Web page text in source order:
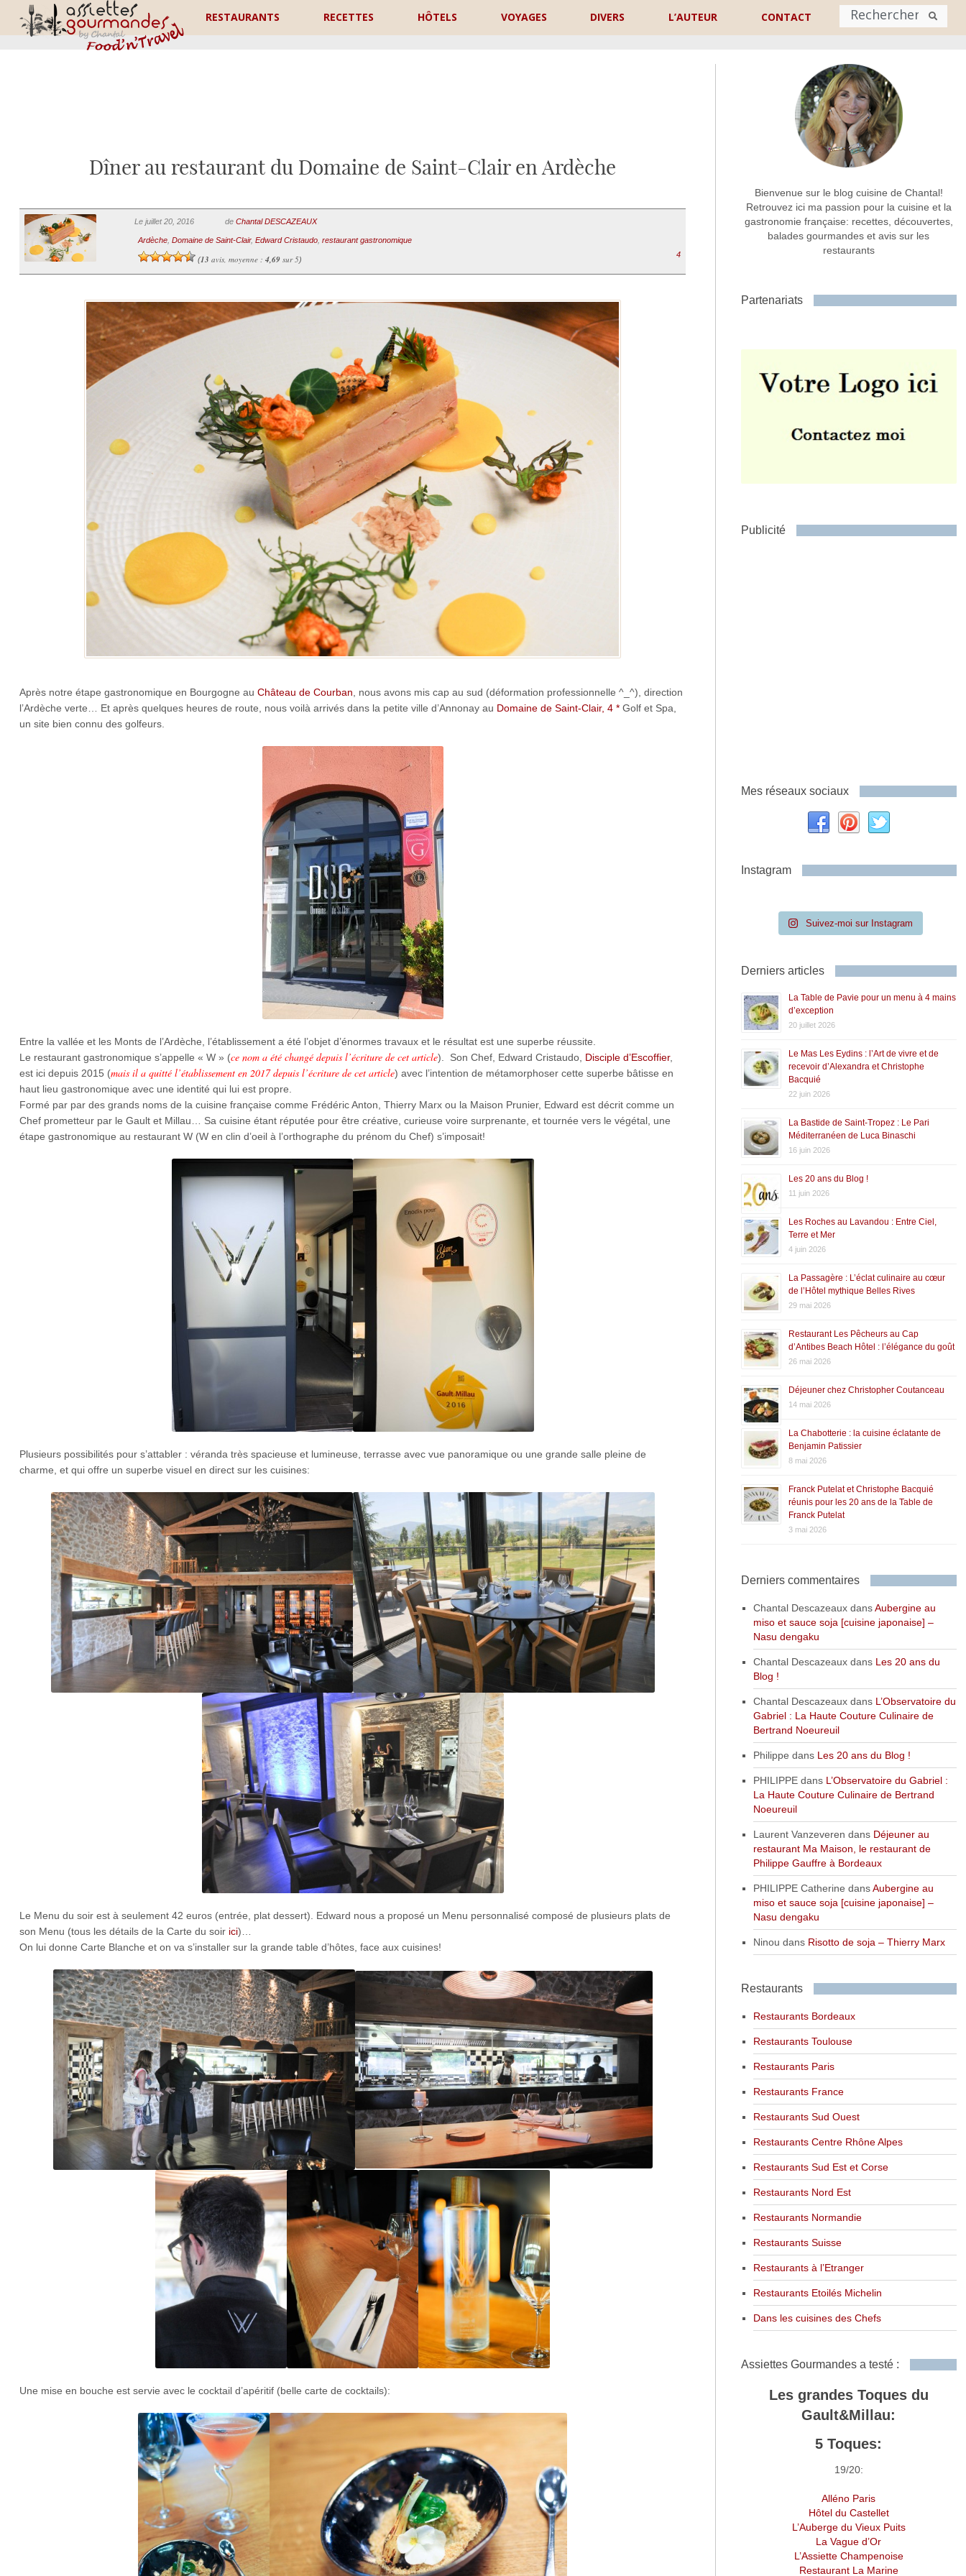
RESTAURANTS RECETTES HÔTELS VOYAGES DIVERS L’AUTEUR CONTACT
Nom
Commentaire ou message *
Dîner au restaurant du Domaine de Saint-Clair en Ardèche
Le juillet 20, 2016 de Chantal DESCAZEAUX
Ardèche, Domaine de Saint-Clair, Edward Cristaudo, restaurant gastronomique
(13 avis, moyenne : 4,69sur 5)
4
Après notre étape gastronomique en Bourgogne au Château de Courban , nous avons mis cap au sud (déformation professionnelle ^_^), direction
l’Ardèche verte… Et après quelques heures de route, nous voilà arrivés dans la petite ville d’Annonay au Domaine de Saint-Clair, 4 * Golf et Spa,
un site bien connu des golfeurs.
Entre la vallée et les Monts de l’Ardèche, l’établissement a été l’objet d’énormes travaux et le résultat est une superbe réussite.
Le restaurant gastronomique s’appelle « W » (ce nom a été changé depuis l’écriture de cet article). Son Chef, Edward Cristaudo, Disciple d’Escoffier,
est ici depuis 2015 (mais il a quitté l’établissement en 2017 depuis l’écriture de cet article) avec l’intention de métamorphoser cette superbe bâtisse en
haut lieu gastronomique avec une identité qui lui est propre.
Formé par par des grands noms de la cuisine française comme Frédéric Anton, Thierry Marx ou la Maison Prunier, Edward est décrit comme un
Chef prometteur par le Gault et Millau… Sa cuisine étant réputée pour être créative, curieuse voire surprenante, et tournée vers le végétal, une
étape gastronomique au restaurant W (W en clin d’oeil à l’orthographe du prénom du Chef) s’imposait!
Plusieurs possibilités pour s’attabler : véranda très spacieuse et lumineuse, terrasse avec vue panoramique ou une grande salle pleine de
charme, et qui offre un superbe visuel en direct sur les cuisines:
Le Menu du soir est à seulement 42 euros (entrée, plat dessert). Edward nous a proposé un Menu personnalisé composé de plusieurs plats de
son Menu (tous les détails de la Carte du soir ici)…
On lui donne Carte Blanche et on va s’installer sur la grande table d’hôtes, face aux cuisines!
Une mise en bouche est servie avec le cocktail d’apéritif (belle carte de cocktails):
Bienvenue sur le blog cuisine de Chantal!
Retrouvez ici ma passion pour la cuisine et la
gastronomie française: recettes, découvertes,
balades gourmandes et avis sur les
restaurants
Partenariats
Publicité
Mes réseaux sociaux
Instagram
Suivez-moi sur Instagram
Derniers articles
La Table de Pavie pour un menu à 4 mains
d’exception
20 juillet 2026
Le Mas Les Eydins : l’Art de vivre et de
recevoir d’Alexandra et Christophe
Bacquié
22 juin 2026
La Bastide de Saint-Tropez : Le Pari
Méditerranéen de Luca Binaschi
16 juin 2026
Les 20 ans du Blog !
11 juin 2026
Les Roches au Lavandou : Entre Ciel,
Terre et Mer
4 juin 2026
La Passagère : L’éclat culinaire au cœur
de l’Hôtel mythique Belles Rives
29 mai 2026
Restaurant Les Pêcheurs au Cap
d’Antibes Beach Hôtel : l’élégance du goût
26 mai 2026
Déjeuner chez Christopher Coutanceau
14 mai 2026
La Chabotterie : la cuisine éclatante de
Benjamin Patissier
8 mai 2026
Franck Putelat et Christophe Bacquié
réunis pour les 20 ans de la Table de
Franck Putelat
3 mai 2026
Derniers commentaires
Chantal DescazeauxdansAubergine au
miso et sauce soja [cuisine japonaise] –
Nasu dengaku
Chantal Descazeauxdans Les 20 ans du
Blog !
Chantal Descazeauxdans L’Observatoire du
Gabriel : La Haute Couture Culinaire de
Bertrand Noeureuil
Philippe dans Les 20 ans du Blog !
PHILIPPEdans L’Observatoire du Gabriel :
La Haute Couture Culinaire de Bertrand
Noeureuil
Laurent Vanzeveren dans Déjeuner au
restaurant Ma Maison, le restaurant de
Philippe Gauffre à Bordeaux
PHILIPPE Catherine dansAubergine au
miso et sauce soja [cuisine japonaise] –
Nasu dengaku
Ninou dans Risotto de soja – Thierry Marx
Restaurants
Restaurants Bordeaux
Restaurants Toulouse
Restaurants Paris
Restaurants France
Restaurants Sud Ouest
Restaurants Centre Rhône Alpes
Restaurants Sud Est et Corse
Restaurants Nord Est
Restaurants Normandie
Restaurants Suisse
Restaurants à l’Etranger
Restaurants Etoilés Michelin
Dans les cuisines des Chefs
Assiettes Gourmandes a testé :
Les grandes Toques du
Gault&Millau:
5 Toques:
19/20:
Alléno Paris
Hôtel du Castellet
L’Auberge du Vieux Puits
La Vague d’Or
L’Assiette Champenoise
Restaurant La Marine